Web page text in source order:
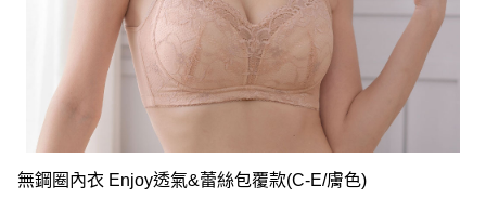
無鋼圈內衣 Enjoy透氣&蕾絲包覆款(C-E/膚色)